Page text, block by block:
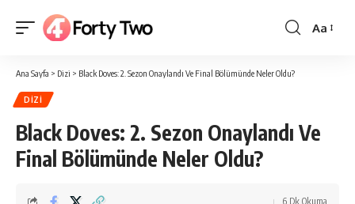
Yazı
Aa
Ana Sayfa > Dizi > Black Doves: 2. Sezon Onaylandı Ve Final Bölümünde Neler Oldu?
DIZI
Black Doves: 2. Sezon Onaylandı Ve
Final Bölümünde Neler Oldu?
6 Dk Okuma